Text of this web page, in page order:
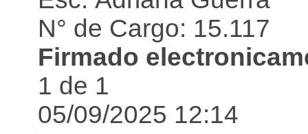
N° de Cargo: 15.117
Firmado
1 de 1
05/09/2025 12:14